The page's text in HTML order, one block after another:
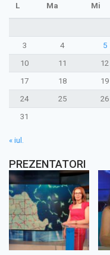
L Ma Mi
3
4 5
10
11 12
17
18 19
24
25 26
31
« iul.
PREZENTATORI